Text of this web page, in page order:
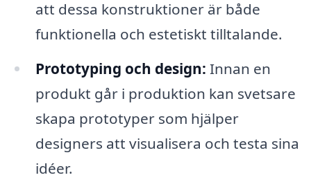
att dessa konstruktioner är både
funktionella och estetiskt tilltalande.
Prototyping och design: Innan en
produkt går i produktion kan svetsare
skapa prototyper som hjälper
designers att visualisera och testa sina
idéer.